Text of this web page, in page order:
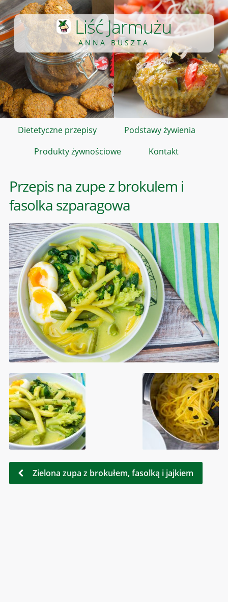
Liść Jarmużu
ANNA BUSZTA
Dietetyczne przepisy
Podstawy żywienia
Produkty żywnościowe
Kontakt
Przepis na zupe z brokulem i
fasolka szparagowa
Zielona zupa z brokułem, fasolką i jajkiem